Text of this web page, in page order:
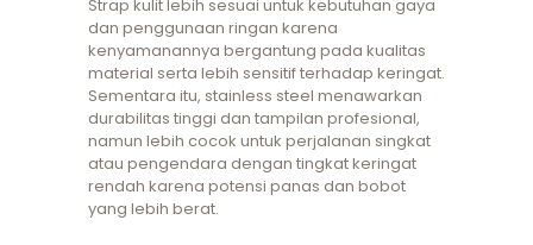
Strap kulit lebih sesuai untuk kebutuhan gaya
dan penggunaan ringan karena
kenyamanannya bergantung pada kualitas
material serta lebih sensitif terhadap keringat.
Sementara itu, stainless steel menawarkan
durabilitas tinggi dan tampilan profesional,
namun lebih cocok untuk perjalanan singkat
atau pengendara dengan tingkat keringat
rendah karena potensi panas dan bobot
yang lebih berat.